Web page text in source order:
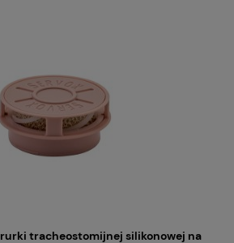
rurki tracheostomijnej silikonowej na